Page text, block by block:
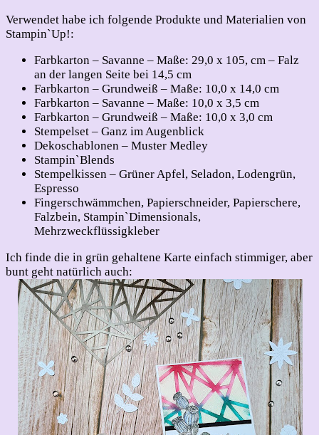
Verwendet habe ich folgende Produkte und Materialien von
Stampin`Up!:
Farbkarton – Savanne – Maße: 29,0 x 105, cm – Falz
an der langen Seite bei 14,5 cm
Farbkarton – Grundweiß – Maße: 10,0 x 14,0 cm
Farbkarton – Savanne – Maße: 10,0 x 3,5 cm
Farbkarton – Grundweiß – Maße: 10,0 x 3,0 cm
Stempelset – Ganz im Augenblick
Dekoschablonen – Muster Medley
Stampin`Blends
Stempelkissen – Grüner Apfel, Seladon, Lodengrün,
Espresso
Fingerschwämmchen, Papierschneider, Papierschere,
Falzbein, Stampin`Dimensionals,
Mehrzweckflüssigkleber
Ich finde die in grün gehaltene Karte einfach stimmiger, aber
bunt geht natürlich auch: